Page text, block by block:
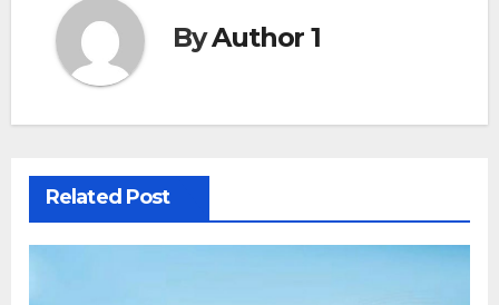
ByAuthor 1
Related Post